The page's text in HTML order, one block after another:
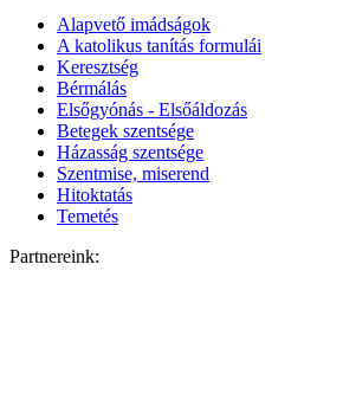
Alapvető imádságok
A katolikus tanítás formulái
Keresztség
Bérmálás
Elsőgyónás - Elsőáldozás
Betegek szentsége
Házasság szentsége
Szentmise, miserend
Hitoktatás
Temetés
Partnereink: